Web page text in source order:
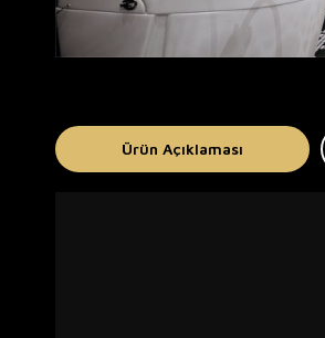
Ürün Açıklaması